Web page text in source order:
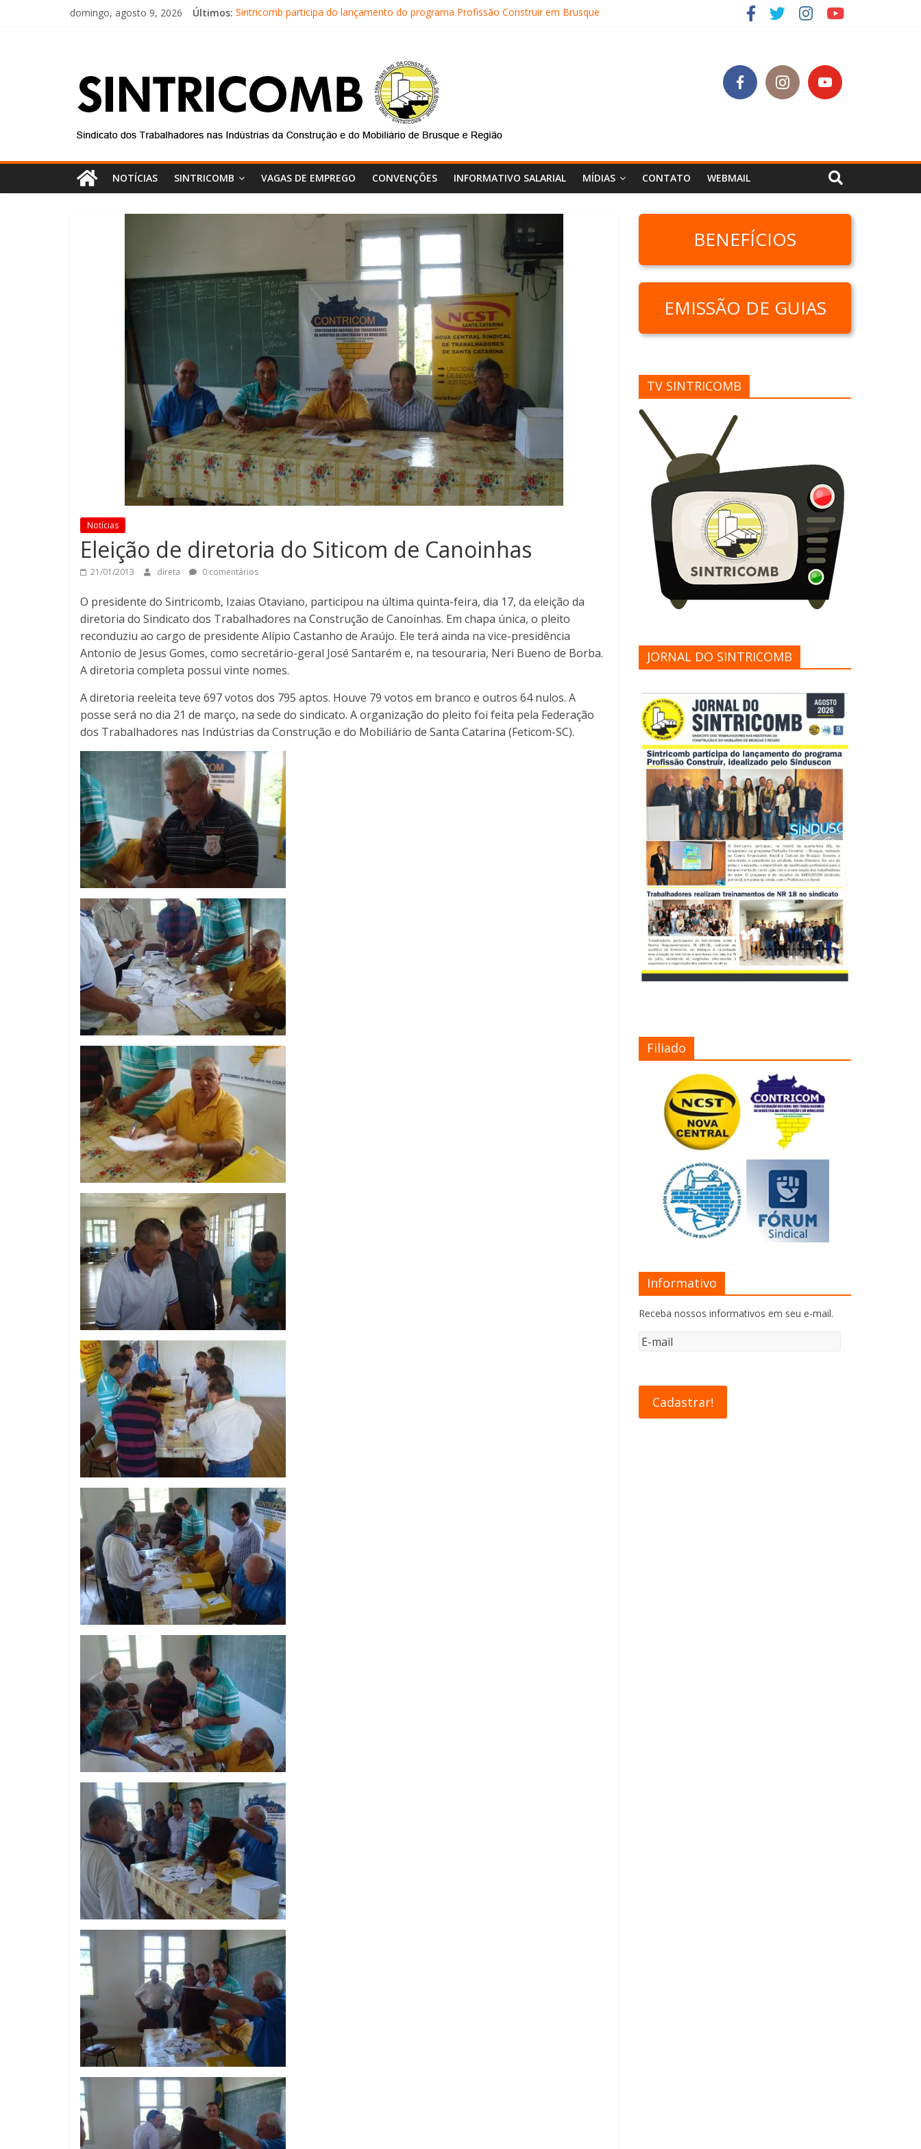
domingo, agosto 9, 2026 Últimos: Sintricomb participa do lançamento do programa Profissão Construir em Brusque
Diretores do SINTRICOMB são eleitos para a direção da Nova Central Sindical de SC
Equipe do Sintricomb faz reunião de avaliação dos atendimentos
NOTÍCIAS SINTRICOMB VAGAS DE EMPREGO CONVENÇÕES INFORMATIVO SALARIAL MÍDIAS CONTATO WEBMAIL
Notícias
Eleição de diretoria do Siticom de Canoinhas
21/01/2013 direta 0 comentários
O presidente do Sintricomb, Izaias Otaviano, participou na última quinta-feira, dia 17, da eleição da
diretoria do Sindicato dos Trabalhadores na Construção de Canoinhas. Em chapa única, o pleito
reconduziu ao cargo de presidente Alípio Castanho de Araújo. Ele terá ainda na vice-presidência
Antonio de Jesus Gomes, como secretário-geral José Santarém e, na tesouraria, Neri Bueno de Borba.
A diretoria completa possui vinte nomes.
A diretoria reeleita teve 697 votos dos 795 aptos. Houve 79 votos em branco e outros 64 nulos. A
posse será no dia 21 de março, na sede do sindicato. A organização do pleito foi feita pela Federação
dos Trabalhadores nas Indústrias da Construção e do Mobiliário de Santa Catarina (Feticom-SC).
BENEFÍCIOS
EMISSÃO DE GUIAS
TV SINTRICOMB
JORNAL DO SINTRICOMB
Filiado
Informativo
Receba nossos informativos em seu e-mail.